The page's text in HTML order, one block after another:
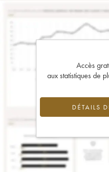
Accès
aux statistiques de
DÉTAILS